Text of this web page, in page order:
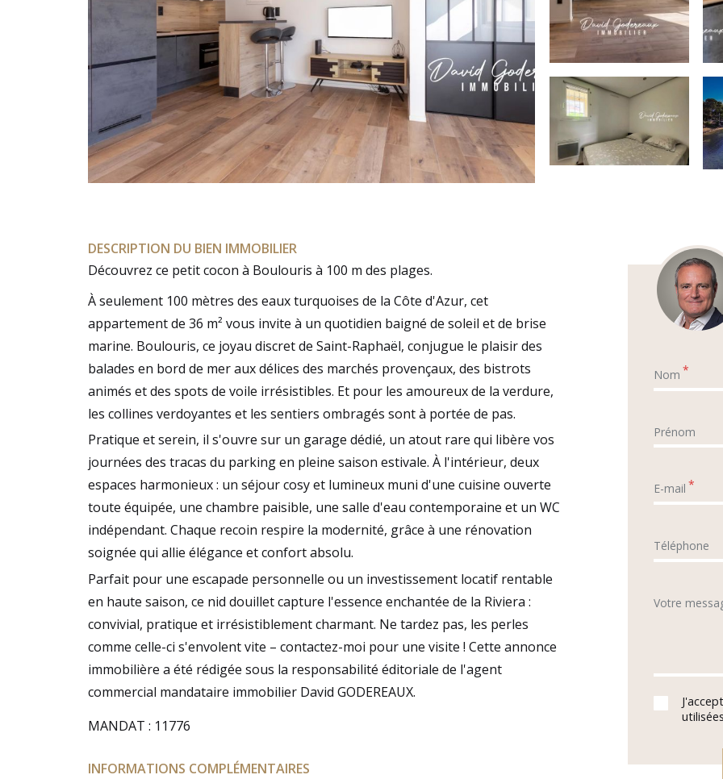
DESCRIPTION DU BIEN IMMOBILIER
Découvrez ce petit cocon à Boulouris à 100 m des plages.
À seulement 100 mètres des eaux turquoises de la Côte d'Azur, cet
appartement de 36 m² vous invite à un quotidien baigné de soleil et de brise
marine. Boulouris, ce joyau discret de Saint-Raphaël, conjugue le plaisir des
balades en bord de mer aux délices des marchés provençaux, des bistrots
animés et des spots de voile irrésistibles. Et pour les amoureux de la verdure,
les collines verdoyantes et les sentiers ombragés sont à portée de pas.
Pratique et serein, il s'ouvre sur un garage dédié, un atout rare qui libère vos
journées des tracas du parking en pleine saison estivale. À l'intérieur, deux
espaces harmonieux : un séjour cosy et lumineux muni d'une cuisine ouverte
toute équipée, une chambre paisible, une salle d'eau contemporaine et un WC
indépendant. Chaque recoin respire la modernité, grâce à une rénovation
soignée qui allie élégance et confort absolu.
Parfait pour une escapade personnelle ou un investissement locatif rentable
en haute saison, ce nid douillet capture l'essence enchantée de la Riviera :
convivial, pratique et irrésistiblement charmant. Ne tardez pas, les perles
comme celle-ci s'envolent vite – contactez-moi pour une visite ! Cette annonce
immobilière a été rédigée sous la responsabilité éditoriale de l'agent
commercial mandataire immobilier David GODEREAUX.
MANDAT : 11776
INFORMATIONS COMPLÉMENTAIRES
Nom *
Prénom
E-mail *
Téléphone
Votre